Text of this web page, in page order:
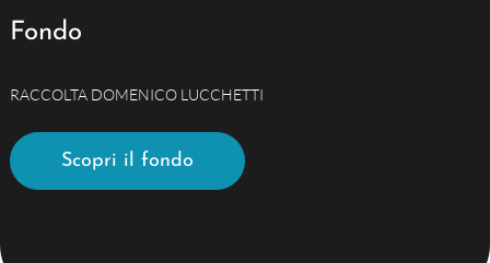
Fondo
RACCOLTA DOMENICO LUCCHETTI
Scopri il fondo